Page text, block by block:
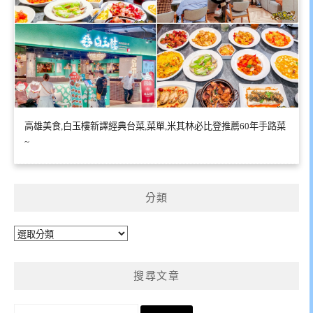
高雄美食,白玉樓新譯經典台菜,菜單,米其林必比登推薦60年手路菜
~
分類
分
搜尋文章